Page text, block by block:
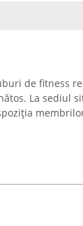
de fitness
La sediul